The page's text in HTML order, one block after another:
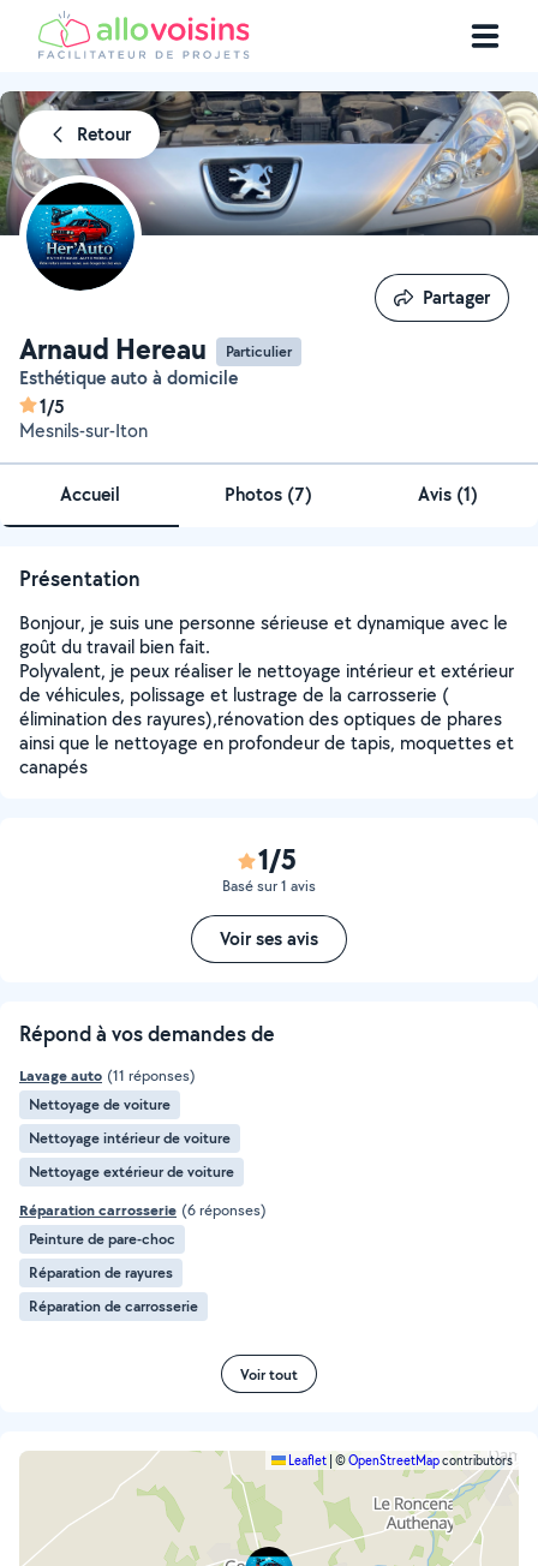
Retour
Arnaud Hereau Particulier
Esthétique auto à domicile
1/5
Mesnils-sur-Iton
Partager
Partager
Accueil Photos (7) Avis (1)
Présentation
Bonjour, je suis une personne sérieuse et dynamique avec le
goût du travail bien fait.
Polyvalent, je peux réaliser le nettoyage intérieur et extérieur
de véhicules, polissage et lustrage de la carrosserie (
élimination des rayures),rénovation des optiques de phares
ainsi que le nettoyage en profondeur de tapis, moquettes et
canapés
1/5
Basé sur 1 avis
Voir ses avis
Répond à vos demandes de
Lavage auto (11 réponses)
Nettoyage de voiture
Nettoyage intérieur de voiture
Nettoyage extérieur de voiture
Réparation carrosserie (6 réponses)
Peinture de pare-choc
Réparation de rayures
Réparation de carrosserie
Voir tout
Leaflet ©OpenStreetMapcontributors